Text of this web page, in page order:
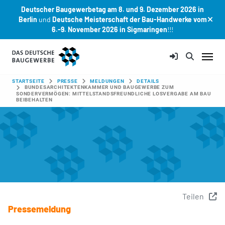
Deutscher Baugewerbetag am 8. und 9. Dezember 2026 in
Berlin und Deutsche Meisterschaft der Bau-Handwerke vom
6.-9. November 2026 in Sigmaringen!!!
Zum Hauptinhalt springen
SIE SIND HIER:
STARTSEITE PRESSE MELDUNGEN
DETAILS
BUNDESARCHITEKTENKAMMER UND BAUGEWERBE ZUM
SONDERVERMÖGEN: MITTELSTANDSFREUNDLICHE LOSVERGABE AM BAU
BEIBEHALTEN
Teilen
Pressemeldung